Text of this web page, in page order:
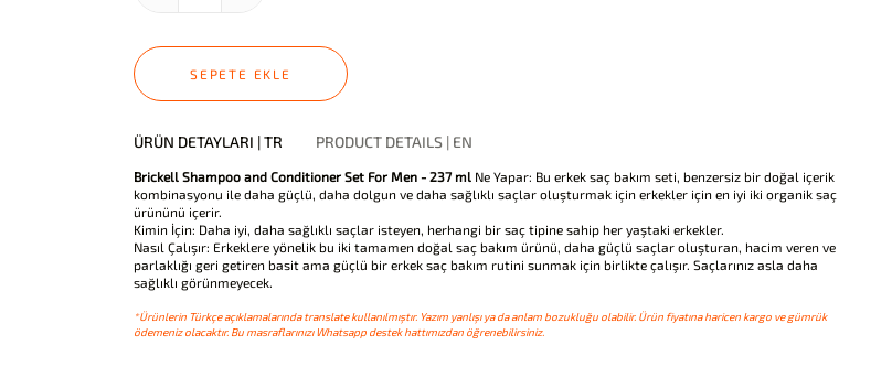
SEPETE EKLE
ÜRÜN DETAYLARI | TR PRODUCT DETAILS | EN
Brickell Shampoo and Conditioner Set For Men - 237 ml Ne Yapar: Bu erkek saç bakım seti, benzersiz bir doğal içerik
kombinasyonu ile daha güçlü, daha dolgun ve daha sağlıklı saçlar oluşturmak için erkekler için en iyi iki organik saç
ürününü içerir.
Kimin İçin: Daha iyi, daha sağlıklı saçlar isteyen, herhangi bir saç tipine sahip her yaştaki erkekler.
Nasıl Çalışır: Erkeklere yönelik bu iki tamamen doğal saç bakım ürünü, daha güçlü saçlar oluşturan, hacim veren ve
parlaklığı geri getiren basit ama güçlü bir erkek saç bakım rutini sunmak için birlikte çalışır. Saçlarınız asla daha
sağlıklı görünmeyecek.
*Ürünlerin Türkçe açıklamalarında translate kullanılmıştır. Yazım yanlışı ya da anlam bozukluğu olabilir. Ürün fiyatına haricen kargo ve gümrük
ödemeniz olacaktır. Bu masraflarınızı Whatsapp destek hattımızdan öğrenebilirsiniz.